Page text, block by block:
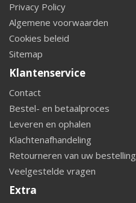
Privacy Policy
Algemene voorwaarden
Cookies beleid
Sitemap
Klantenservice
Contact
Bestel- en betaalproces
Leveren en ophalen
Klachtenafhandeling
Retourneren van uw bestelling
Veelgestelde vragen
Extra